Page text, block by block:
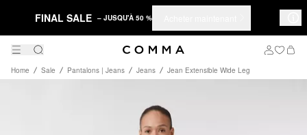
FINAL SALE – JUSQU'À 50 %
Home Sale Pantalons | Jeans Jeans Jean Extensible Wide Leg